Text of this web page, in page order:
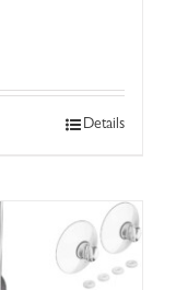
Details